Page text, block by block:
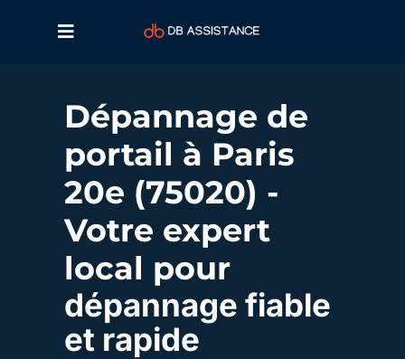
Dépannage de
portail à Paris
20e (75020) -
Votre expert
local pour
dépannage fiable
et rapide